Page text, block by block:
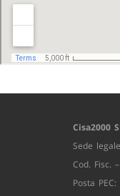
Cisa2000
Sede
Cod. Fisc.
Posta PEC: